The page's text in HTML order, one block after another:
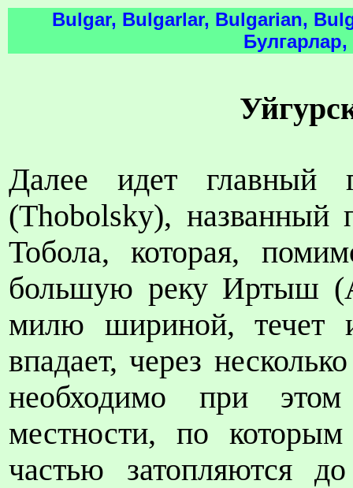
Bulgar, Bulgarlar, Bulgarian,
Далее идет главный
(Thobolsky), названный
Тобола, которая,
большую реку Иртыш (
милю шириной,
впадает, через
необходимо при
местности, по
частью затопляются